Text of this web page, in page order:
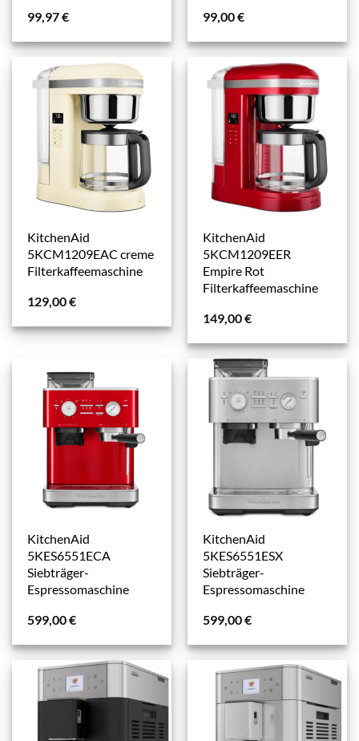
99,97€
99,00€
KitchenAid
5KCM1209EAC creme
Filterkaffeemaschine
129,00€
KitchenAid
5KCM1209EER
Empire Rot
Filterkaffeemaschine
149,00€
KitchenAid
5KES6551ECA
Siebträger-
Espressomaschine
599,00€
KitchenAid
5KES6551ESX
Siebträger-
Espressomaschine
599,00€